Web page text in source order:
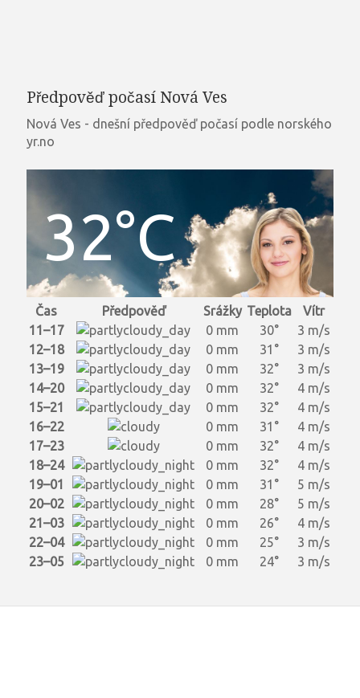
Předpověď počasí Nová Ves
Nová Ves - dnešní předpověď počasí podle norského
yr.no
32°C
Čas Předpověď Srážky Teplota
Vítr
11–17
0 mm 30°
3 m/s
12–18
0 mm 31°
3 m/s
13–19
0 mm 32°
3 m/s
14–20
0 mm 32°
4 m/s
15–21
0 mm 32°
4 m/s
16–22
0 mm 31°
4 m/s
17–23
0 mm 32°
4 m/s
18–24
0 mm 32°
4 m/s
19–01
0 mm 31°
5 m/s
20–02
0 mm 28°
5 m/s
21–03
0 mm 26°
4 m/s
22–04
0 mm 25°
3 m/s
23–05
0 mm 24° 3 m/s